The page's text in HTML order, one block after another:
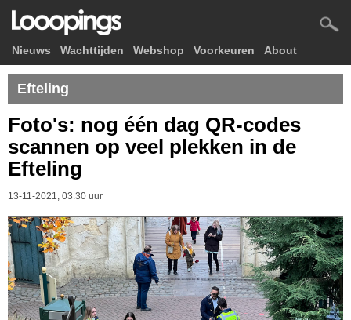
Nieuws Wachttijden Webshop Voorkeuren About
Efteling
Foto's: nog één dag QR-codes
scannen op veel plekken in de
Efteling
13-11-2021, 03.30 uur